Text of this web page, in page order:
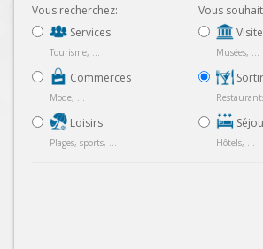
Vous recherchez:
Services
Tourisme, ...
Commerces
Mode, ...
Loisirs
Plages, sports, ...
Vous
Musées, ...
Sortir
Hôtels, ...